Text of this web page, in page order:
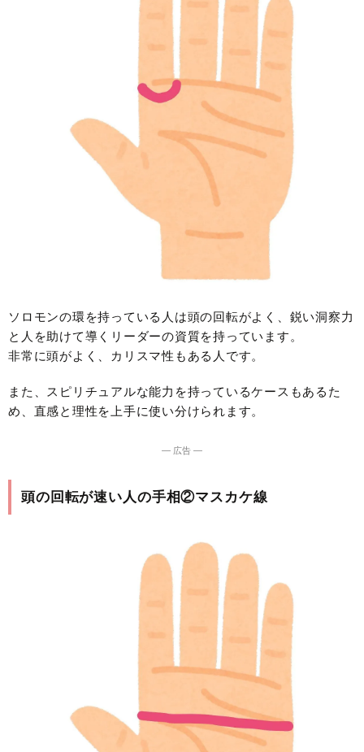
ソロモンの環を持っている人は頭の回転がよく、鋭い洞察力
と人を助けて導くリーダーの資質を持っています。
非常に頭がよく、カリスマ性もある人です。
また、スピリチュアルな能力を持っているケースもあるた
め、直感と理性を上手に使い分けられます。
― 広告 ―
頭の回転が速い人の手相②マスカケ線